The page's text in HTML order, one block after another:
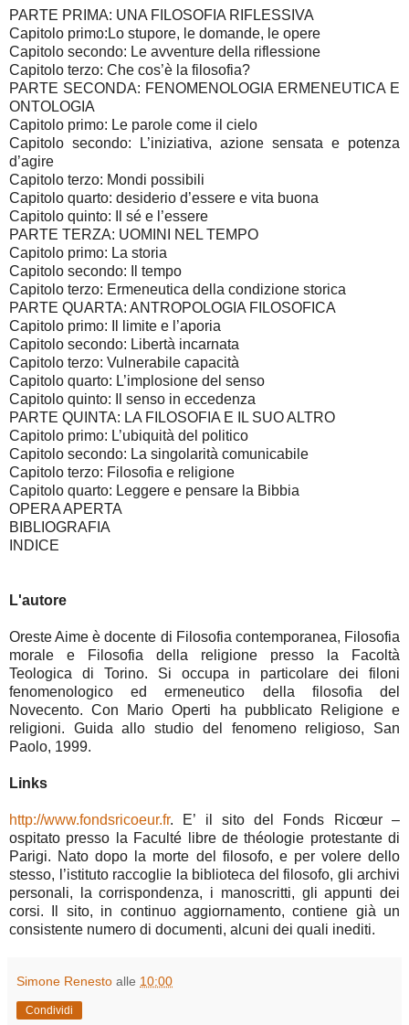
PARTE PRIMA: UNA FILOSOFIA RIFLESSIVA
Capitolo primo:Lo stupore, le domande, le opere
Capitolo secondo: Le avventure della riflessione
Capitolo terzo: Che cos’è la filosofia?
PARTE SECONDA: FENOMENOLOGIA ERMENEUTICA E
ONTOLOGIA
Capitolo primo: Le parole come il cielo
Capitolo secondo: L’iniziativa, azione sensata e potenza
d’agire
Capitolo terzo: Mondi possibili
Capitolo quarto: desiderio d’essere e vita buona
Capitolo quinto: Il sé e l’essere
PARTE TERZA: UOMINI NEL TEMPO
Capitolo primo: La storia
Capitolo secondo: Il tempo
Capitolo terzo: Ermeneutica della condizione storica
PARTE QUARTA: ANTROPOLOGIA FILOSOFICA
Capitolo primo: Il limite e l’aporia
Capitolo secondo: Libertà incarnata
Capitolo terzo: Vulnerabile capacità
Capitolo quarto: L’implosione del senso
Capitolo quinto: Il senso in eccedenza
PARTE QUINTA: LA FILOSOFIA E IL SUO ALTRO
Capitolo primo: L’ubiquità del politico
Capitolo secondo: La singolarità comunicabile
Capitolo terzo: Filosofia e religione
Capitolo quarto: Leggere e pensare la Bibbia
OPERA APERTA
BIBLIOGRAFIA
INDICE
L'autore
Oreste Aime è docente di Filosofia contemporanea, Filosofia
morale e Filosofia della religione presso la Facoltà
Teologica di Torino. Si occupa in particolare dei filoni
fenomenologico ed ermeneutico della filosofia del
Novecento. Con Mario Operti ha pubblicato Religione e
religioni. Guida allo studio del fenomeno religioso, San
Paolo, 1999.
Links
http://www.fondsricoeur.fr. E’ il sito del Fonds Ricœur –
ospitato presso la Faculté libre de théologie protestante di
Parigi. Nato dopo la morte del filosofo, e per volere dello
stesso, l’istituto raccoglie la biblioteca del filosofo, gli archivi
personali, la corrispondenza, i manoscritti, gli appunti dei
corsi. Il sito, in continuo aggiornamento, contiene già un
consistente numero di documenti, alcuni dei quali inediti.
Simone Renesto alle 10:00
Condividi